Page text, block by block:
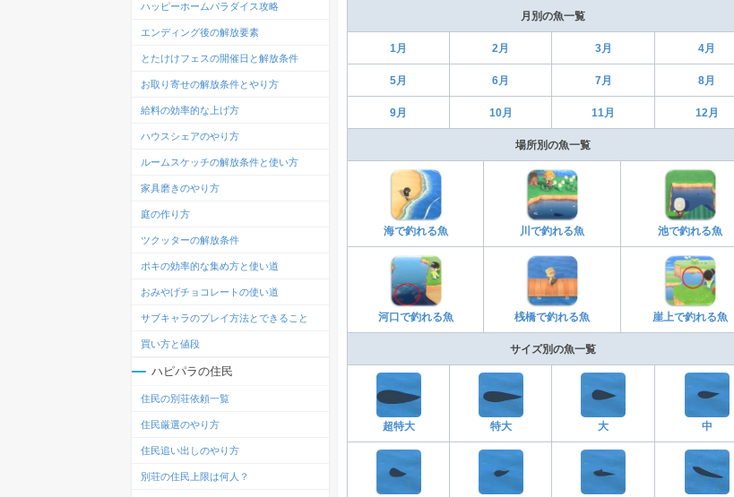
月別の魚一覧
1月 2月 3月 4月
5月 6月 7月 8月
9月 10月 11月 12月
場所別の魚一覧
海で釣れる魚 川で釣れる魚 池で釣れる魚
河口で釣れる魚 桟橋で釣れる魚 崖上で釣れる魚
サイズ別の魚一覧
超特大 特大 大 中
ハッピーホームパラダイス攻略
エンディング後の解放要素
とたけけフェスの開催日と解放条件
お取り寄せの解放条件とやり方
給料の効率的な上げ方
ハウスシェアのやり方
ルームスケッチの解放条件と使い方
家具磨きのやり方
庭の作り方
ツクッターの解放条件
ポキの効率的な集め方と使い道
おみやげチョコレートの使い道
サブキャラのプレイ方法とできること
買い方と値段
ハピパラの住民
住民の別荘依頼一覧
住民厳選のやり方
住民追い出しのやり方
別荘の住民上限は何人？